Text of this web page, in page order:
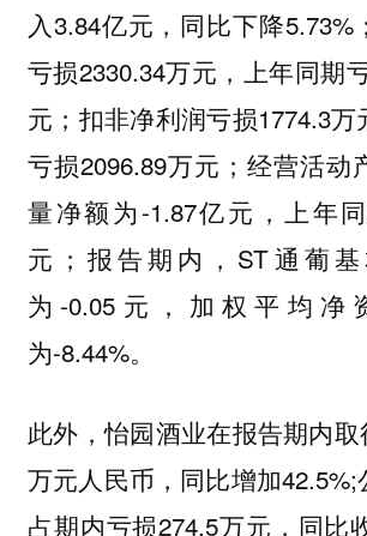
入3.84亿元，同比下降5.73%
亏损2330.34万元，上年同期
元；扣非净利润亏损1774.3
亏损2096.89万元；经营活动
量净额为-1.87亿元，上年
元；报告期内，ST通葡
为-0.05元，加权平均净
为-8.44%。
此外，怡园酒业在报告期内取
万元人民币，同比增加
占期内亏损274.5万元，同比